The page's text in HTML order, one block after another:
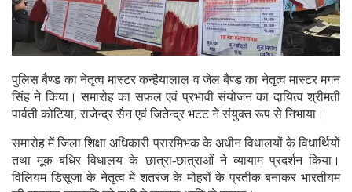
पुलिस बैण्ड का नेतृत्व मास्टर कन्हैयालाल व जेल बैण्ड का नेतृत्व मास्टर मगन
सिंह ने किया। समारोह का सफल एवं प्रभावी संयोजन का दायित्व श्रीमती
पार्वती कोटिया, राजेन्द्र सैन एवं जितेन्द्र भटट ने संयुक्त रूप से निभाया।
समारोह में जिला शिक्षा अधिकारी प्रारमिभक के अधीन विधालयों के विधार्थियों
तथा मूक बधिर विधालय के छात्रा-छात्राओं ने व्यायाम प्रदर्शन किया।
विलियम डिसूजा के नेतृत्व में शतरंज के मोहरों के प्रतीक बनाकर भारतीयम